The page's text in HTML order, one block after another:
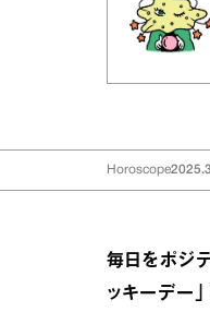
Horoscope
毎日をポジ
ッキーデー